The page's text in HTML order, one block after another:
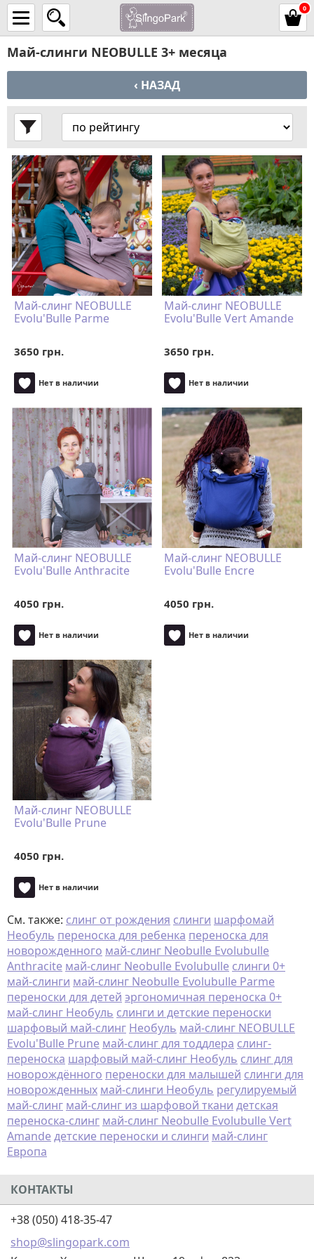
0
Май-слинги NEOBULLE 3+ месяца
‹ НАЗАД
Май-слинг NEOBULLE
Evolu'Bulle Parme
3650 грн.
Нет в наличии
Май-слинг NEOBULLE
Evolu'Bulle Vert Amande
3650 грн.
Нет в наличии
Май-слинг NEOBULLE
Evolu'Bulle Anthracite
4050 грн.
Нет в наличии
Май-слинг NEOBULLE
Evolu'Bulle Encre
4050 грн.
Нет в наличии
Май-слинг NEOBULLE
Evolu'Bulle Prune
4050 грн.
Нет в наличии
См. также: слинг от рождения слинги шарфомай
Необуль переноска для ребенка переноска для
новорожденного май-слинг Neobulle Evolubulle
Anthracite май-слинг Neobulle Evolubulle слинги 0+
май-слинги май-слинг Neobulle Evolubulle Parme
переноски для детей эргономичная переноска 0+
май-слинг Необуль слинги и детские переноски
шарфовый май-слинг Необуль май-слинг NEOBULLE
Evolu'Bulle Prune май-слинг для тоддлера слинг-
переноска шарфовый май-слинг Необуль слинг для
новорождённого переноски для малышей слинги для
новорожденных май-слинги Необуль регулируемый
май-слинг май-слинг из шарфовой ткани детская
переноска-слинг май-слинг Neobulle Evolubulle Vert
Amandeдетские переноски и слинги май-слинг
Европа
КОНТАКТЫ
+38 (050) 418-35-47
shop@slingopark.com